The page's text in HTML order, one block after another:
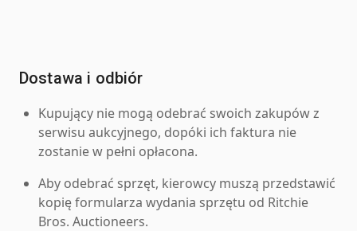
Dostawa i odbiór
Kupujący nie mogą odebrać swoich zakupów z
serwisu aukcyjnego, dopóki ich faktura nie
zostanie w pełni opłacona.
Aby odebrać sprzęt, kierowcy muszą przedstawić
kopię formularza wydania sprzętu od Ritchie
Bros. Auctioneers.